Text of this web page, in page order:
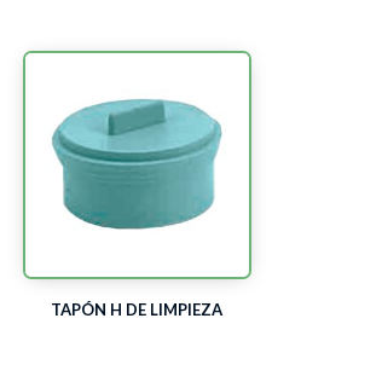
TAPÓN H DE LIMPIEZA